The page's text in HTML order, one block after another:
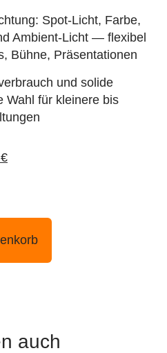
Spot‑Licht, Farbe,
Ambient‑Licht — flexibel
Bühne, Präsentationen
und solide
für kleinere bis
€
auch